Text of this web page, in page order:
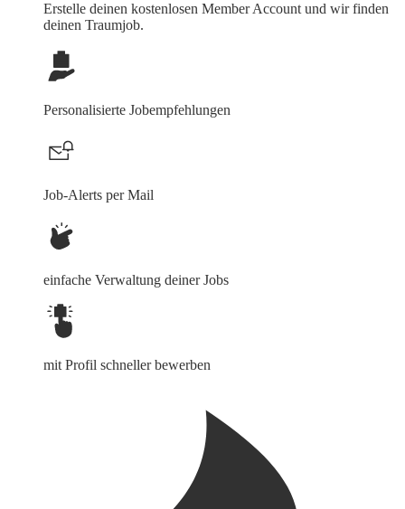
Erstelle deinen kostenlosen Member Account und wir finden
deinen Traumjob.
Personalisierte Jobempfehlungen
Job-Alerts per Mail
einfache Verwaltung deiner Jobs
mit Profil schneller bewerben